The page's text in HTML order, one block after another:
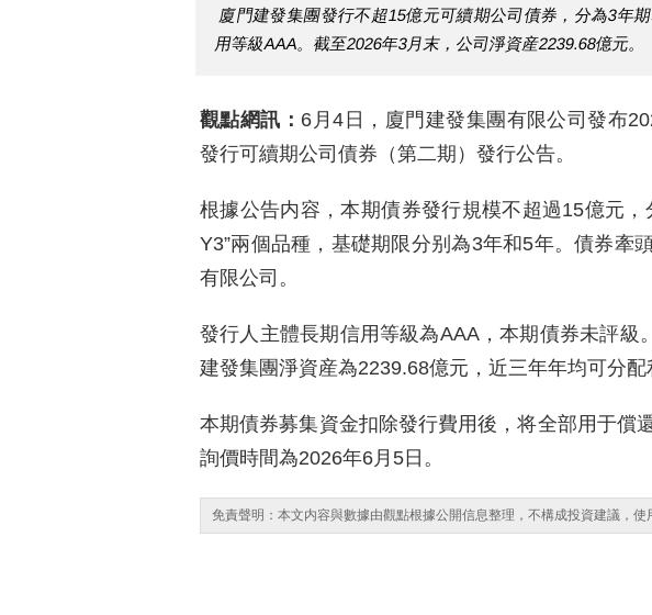
廈門建發集團發行不超15億元可續期公司債券，分為3年
用等級AAA。截至2026年3月末，公司淨資産2239.68億元。
觀點網訊： 6月4日，廈門建發集團有限公司發布
發行可續期公司債券（第二期）發行公告。
根據公告内容，本期債券發行規模不超過15億元，
Y3”兩個品種，基礎期限分别為3年和5年。債券牽
有限公司。
發行人主體長期信用等級為AAA，本期債券未評級
建發集團淨資産為2239.68億元，近三年年均可分配
本期債券募集資金扣除發行費用後，将全部用于償
詢價時間為2026年6月5日。
免責聲明：本文内容與數據由觀點根據公開信息整理，不構成投資建議，使